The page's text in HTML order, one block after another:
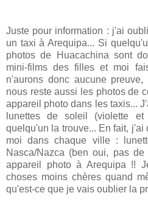
Juste pour information : j'ai
un taxi à Arequipa... Si
photos de Huacachina sont
mini-films des filles et moi
n'aurons donc aucune
nous reste aussi les photos de
appareil photo dans les taxis...
lunettes de soleil (violette
quelqu'un la trouve... En fait,
moi dans chaque ville :
Nasca/Nazca (ben oui, pas
appareil photo à Arequipa !!
choses moins chères quand
qu'est-ce que je vais oublier la